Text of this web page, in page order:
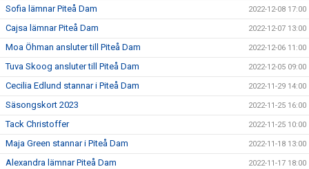
Sofia lämnar Piteå Dam 2022-12-08 17:00
Cajsa lämnar Piteå Dam 2022-12-07 13:00
Moa Öhman ansluter till Piteå Dam 2022-12-06 11:00
Tuva Skoog ansluter till Piteå Dam 2022-12-05 09:00
Cecilia Edlund stannar i Piteå Dam 2022-11-29 14:00
Säsongskort 2023 2022-11-25 16:00
Tack Christoffer 2022-11-25 10:00
Maja Green stannar i Piteå Dam 2022-11-18 13:00
Alexandra lämnar Piteå Dam 2022-11-17 18:00